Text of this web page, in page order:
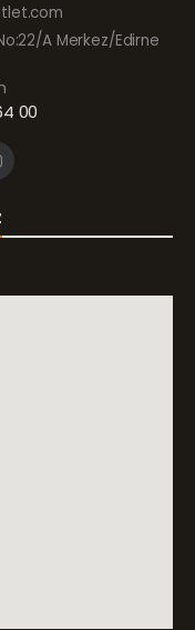
A Merkez/Edirne
00